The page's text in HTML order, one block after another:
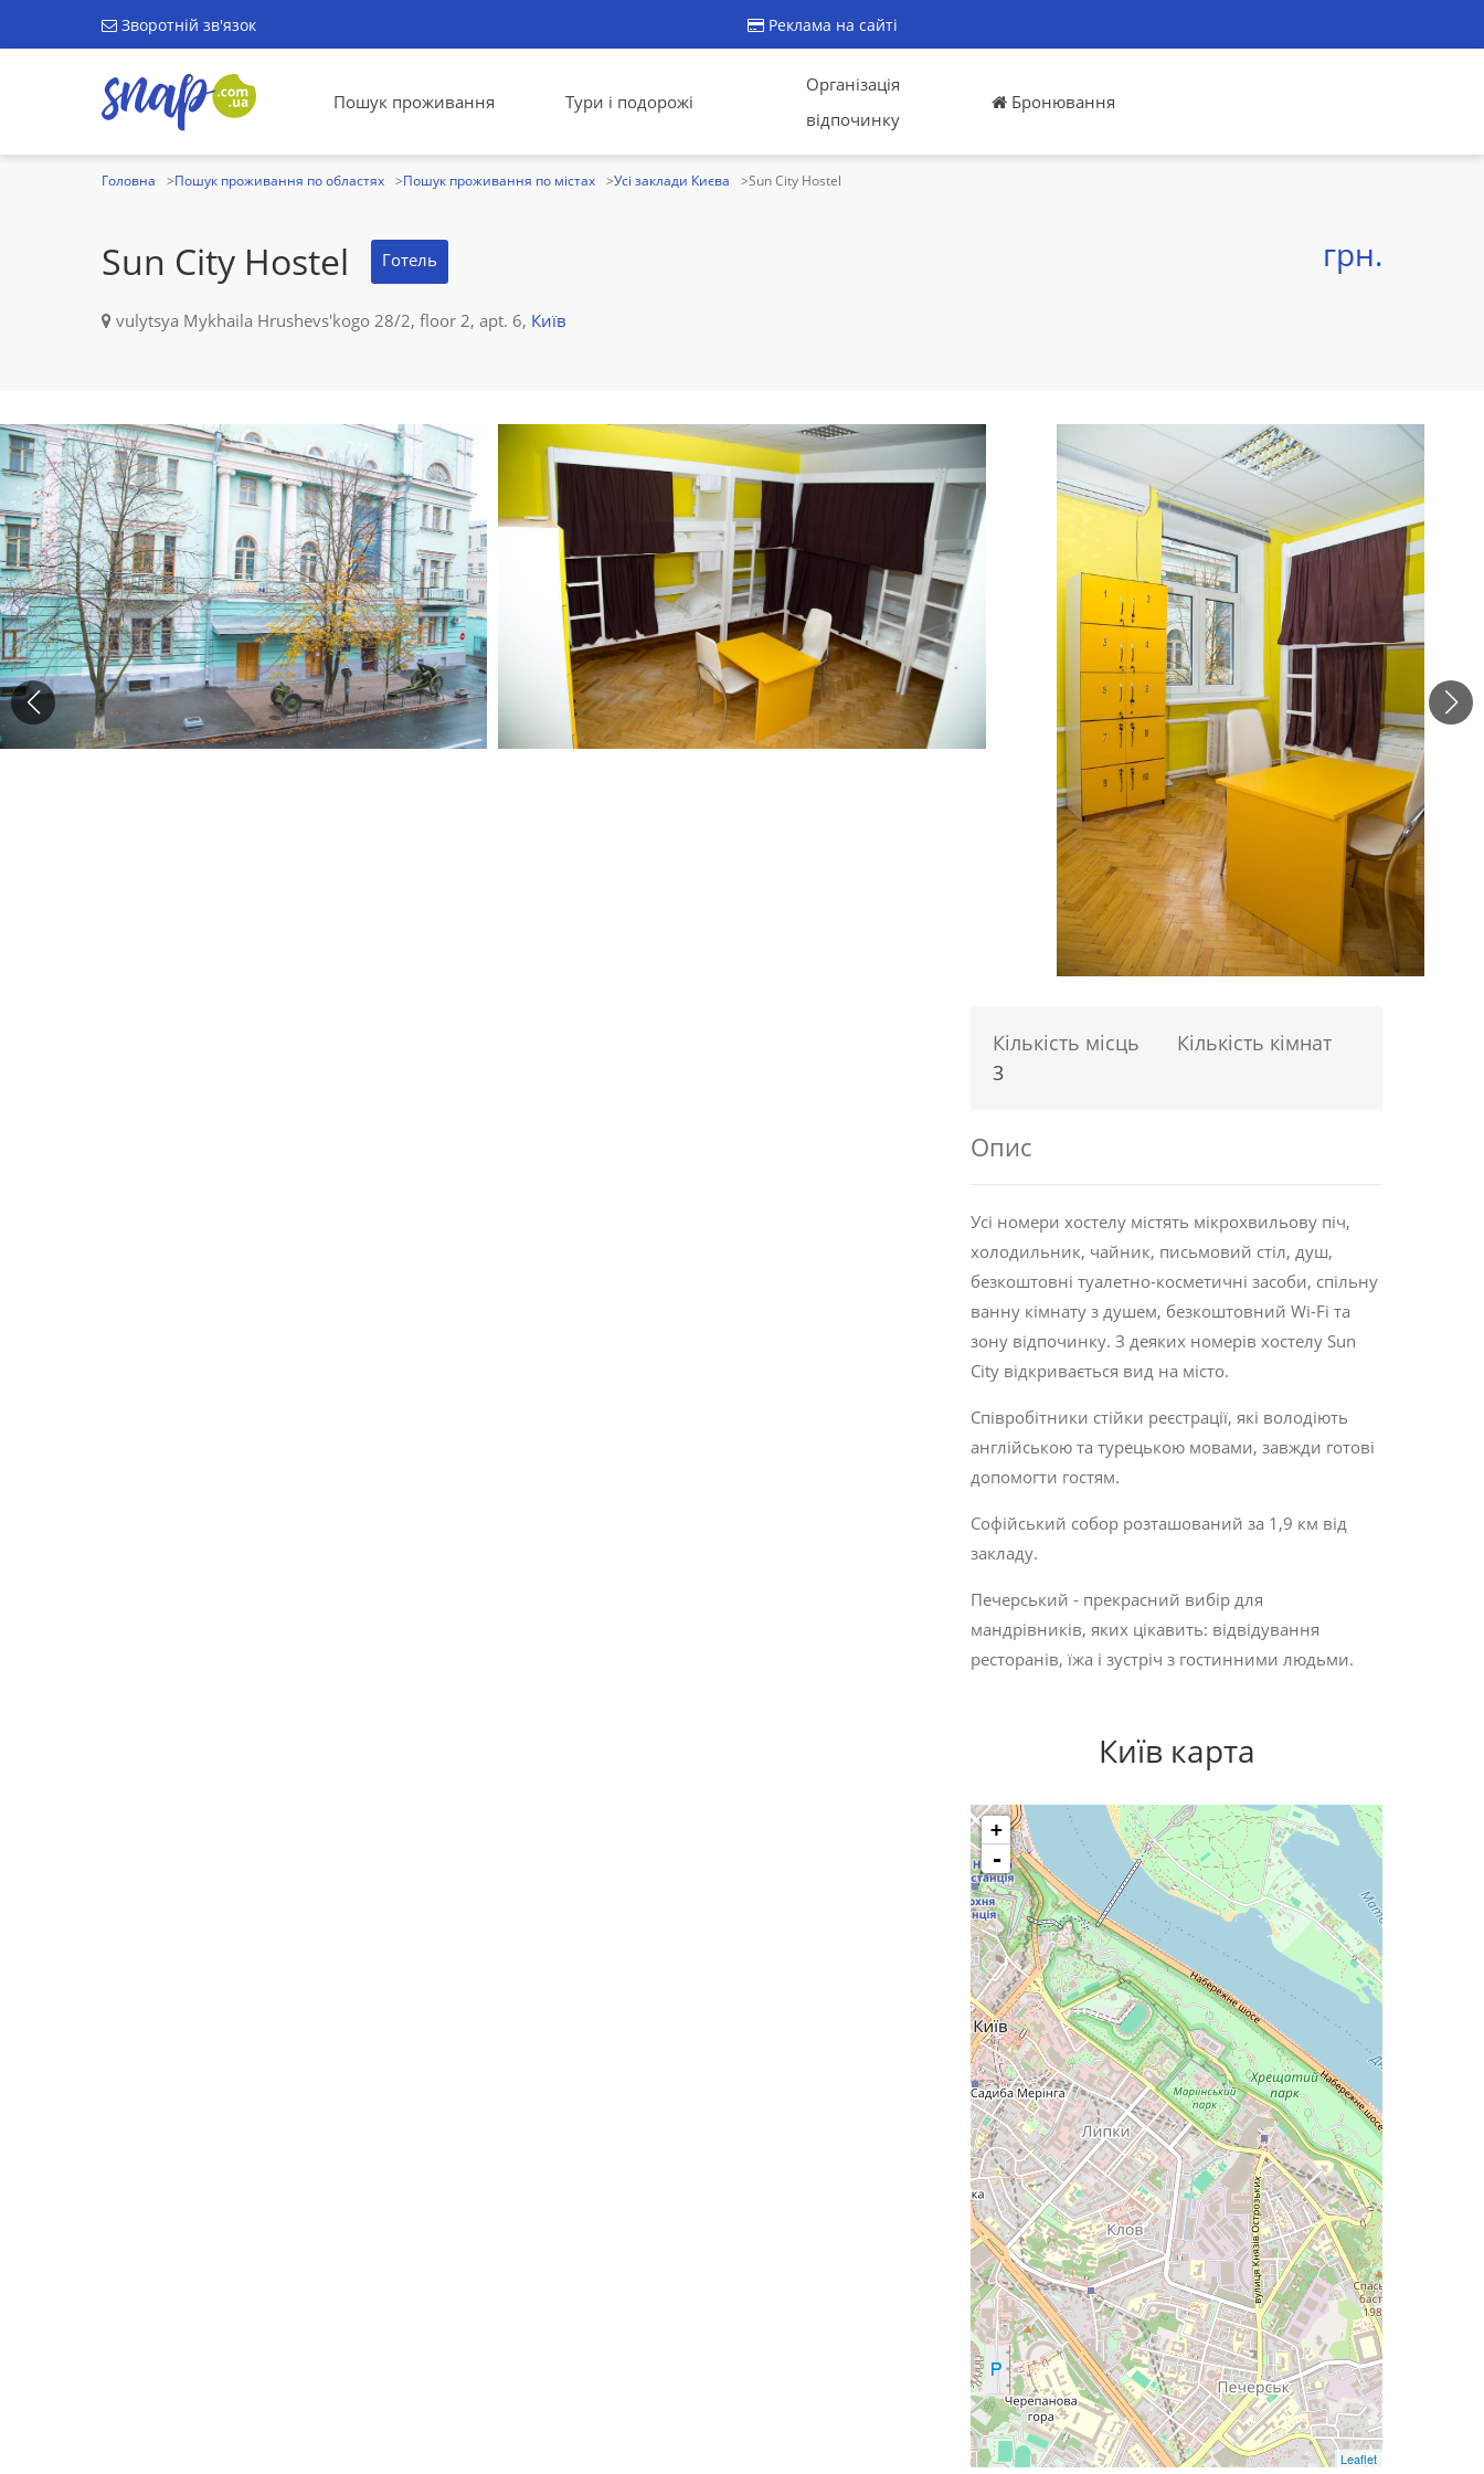
Зворотній зв'язок Реклама на сайті
Пошук проживання Тури і подорожі
Організація
відпочинку
Бронювання
Головна Пошук проживання по областях Пошук проживання по містах Усі заклади Києва Sun City Hostel
Sun City Hostel Готель грн.
vulytsya Mykhaila Нrushevs'kogo 28/2, floor 2, apt. 6, Київ
Кількість місць
3
Кількість кімнат
Опис
Усі номери хостелу містять мікрохвильову піч,
холодильник, чайник, письмовий стіл, душ,
безкоштовні туалетно-косметичні засоби, спільну
ванну кімнату з душем, безкоштовний Wi-Fi та
зону відпочинку. З деяких номерів хостелу Sun
City відкривається вид на місто.
Співробітники стійки реєстрації, які володіють
англійською та турецькою мовами, завжди готові
допомогти гостям.
Софійський собор розташований за 1,9 км від
закладу.
Печерський - прекрасний вибір для
мандрівників, яких цікавить: відвідування
ресторанів, їжа і зустріч з гостинними людьми.
Київ карта
+
-
Leaflet